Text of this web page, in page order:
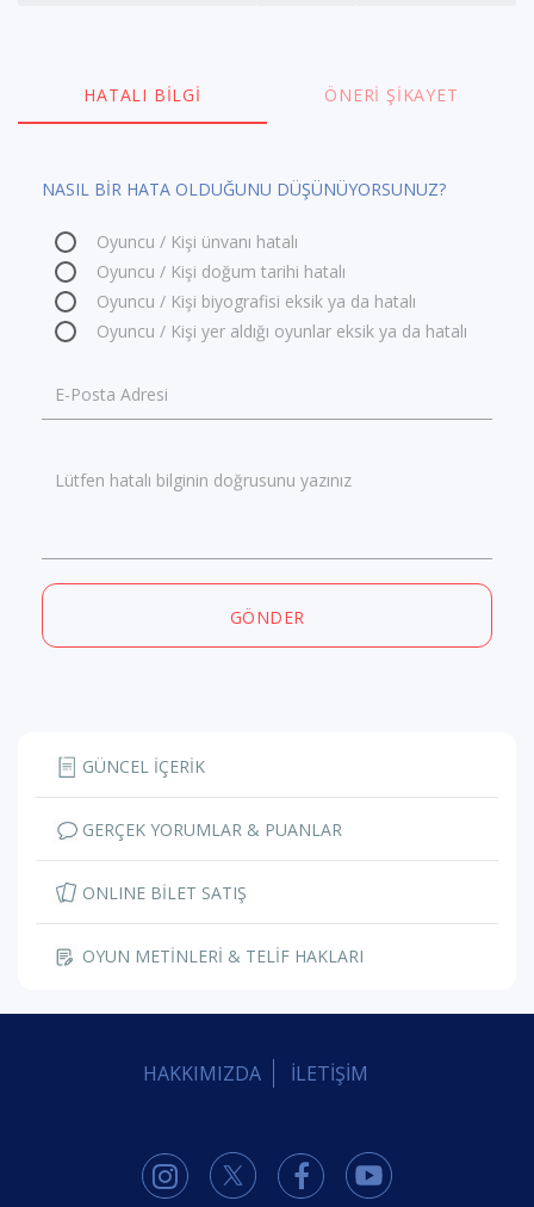
HATALI BILGI ÖNERI ŞIKAYET
NASIL BİR HATA OLDUĞUNU DÜŞÜNÜYORSUNUZ?
Oyuncu / Kişi ünvanı hatalı
Oyuncu / Kişi doğum tarihi hatalı
Oyuncu / Kişi biyografisi eksik ya da hatalı
Oyuncu / Kişi yer aldığı oyunlar eksik ya da hatalı
E-Posta Adresi
Lütfen hatalı bilginin doğrusunu yazınız
GÖNDER
GÜNCEL İÇERİK
GERÇEK YORUMLAR & PUANLAR
ONLINE BİLET SATIŞ
OYUN METİNLERİ & TELİF HAKLARI
HAKKIMIZDA İLETİŞİM